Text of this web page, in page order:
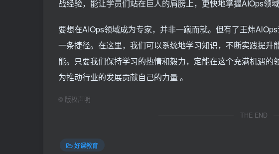
战经验，能让学员们站在巨人的肩膀上，更快地掌握AIOps领域
要想在AIOps领域成为专家，并非一蹴而就。但有了王炜
一条捷径。在这里，我们可以系统地学习知识，不断实践提
能。只要我们保持学习的热情和毅力，定能在这个充满机遇的
为推动行业的发展贡献自己的力量 。
© 版权声明
THE END
好课教育